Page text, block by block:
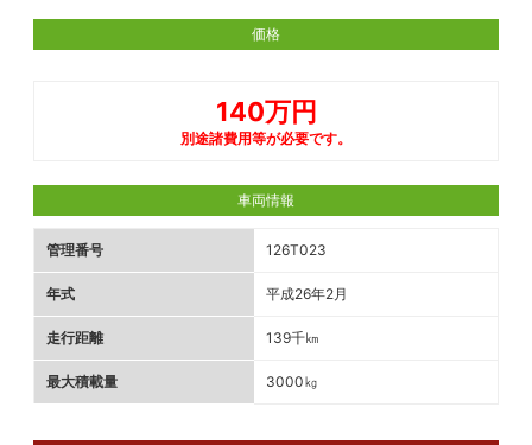
価格
140万円
別途諸費用等が必要です。
車両情報
管理番号 126T023
年式 平成26年2月
走行距離 139千㎞
最大積載量 3000㎏